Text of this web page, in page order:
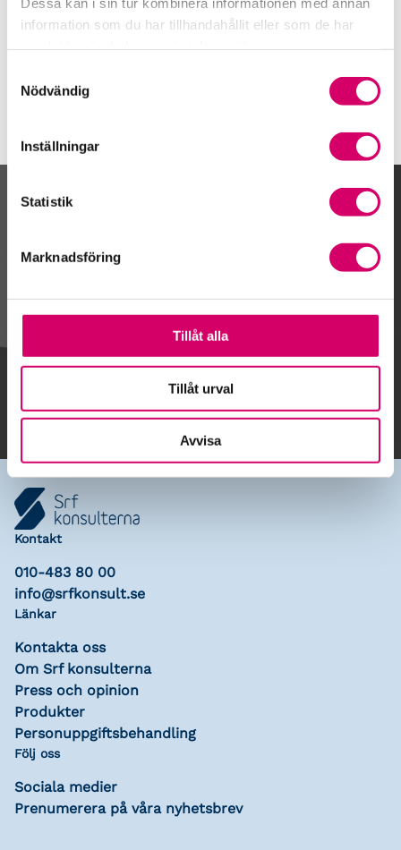
information som du har tillhandahållit eller som de har
Nödvändig
Inställningar
Statistik
Marknadsföring
Tillåt alla
Tillåt urval
Avvisa
Skicka e-post
073-154 81 62
Strömstad
Kalendarium
Gå till kalendariet
Lägg till i kalender
Kontakt
010-483 80 00
info@srfkonsult.se
Länkar
Kontakta oss
Om Srf konsulterna
Press och opinion
Produkter
Personuppgiftsbehandling
Följ oss
Sociala medier
Prenumerera på våra nyhetsbrev